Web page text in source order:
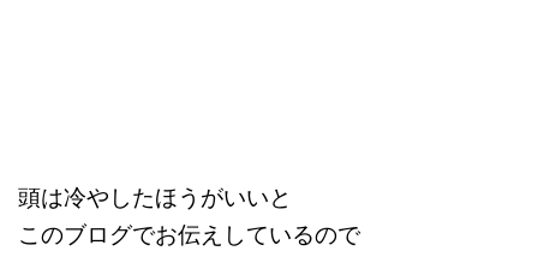
頭は冷やしたほうがいいと
このブログでお伝えしているので